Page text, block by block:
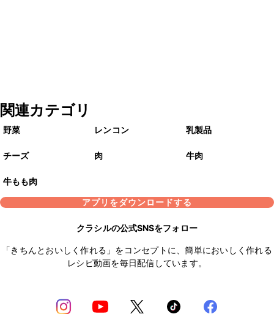
関連カテゴリ
野菜 レンコン 乳製品
チーズ 肉 牛肉
牛もも肉
アプリをダウンロードする
クラシルの公式SNSをフォロー
「きちんとおいしく作れる」をコンセプトに、簡単においしく作れる
レシピ動画を毎日配信しています。